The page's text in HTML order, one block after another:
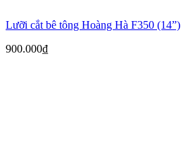
Lưỡi cắt bê tông Hoàng Hà F350 (14”)
900.000₫